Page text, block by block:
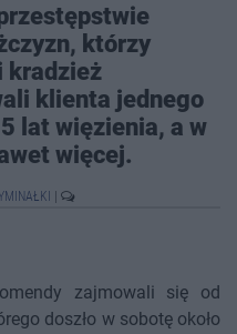
którzy
kradzież
klienta jednego
lat więzienia, a w
więcej.
zajmowali się od
doszło w sobotę około